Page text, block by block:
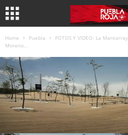
Home Puebla
FOTOS Y VIDEO: La
Moreno...